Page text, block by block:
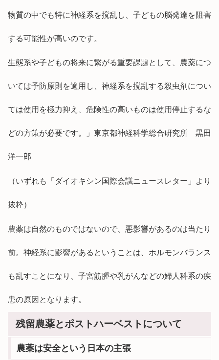
物質の中でも特に神経系を撹乱し、子どもの脳発達を阻害
する可能性が高いのです。
生態系や子どもの将来に繋がる重要課題として、農薬につ
いては予防原則を適用し、神経系を撹乱する殺虫剤につい
ては使用を極力抑え、危険性の高いものは使用停止するな
どの方策が必要です。」東京都神経科学総合研究所 黒田
洋一郎
（いずれも「ダイオキシン国際会議ニュースレター」より
抜粋）
農薬は自然のものではないので、悪影響があるのは当たり
前。神経系に影響があるということは、ホルモンバランス
も乱すことになり、子宮筋腫や乳がんなどの婦人科系の疾
患の原因となります。
残留農薬とポストハーベストについて
農薬は安全という日本の主張